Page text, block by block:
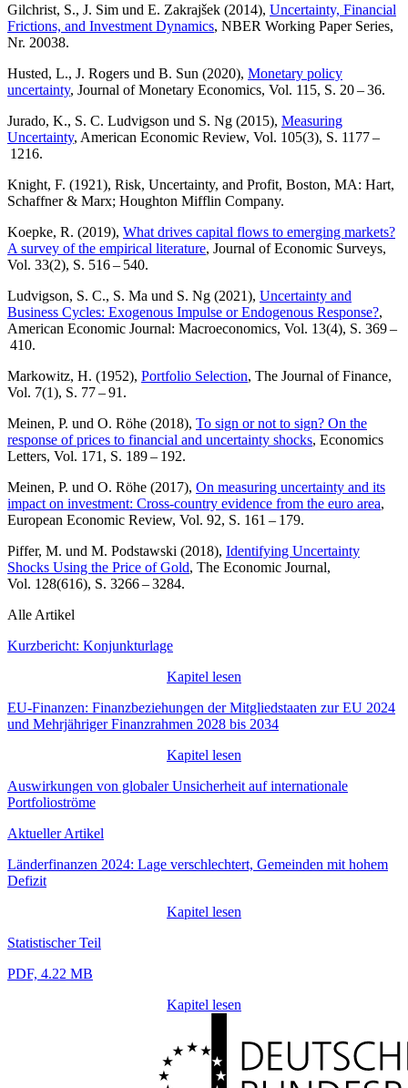
Gilchrist, S., J. Sim und E. Zakrajšek (2014), Uncertainty, Financial
Frictions, and Investment Dynamics, NBER Working Paper Series,
Nr. 20038.
Husted, L., J. Rogers und B. Sun (2020), Monetary policy
uncertainty, Journal of Monetary Economics, Vol. 115, S. 20 – 36.
Jurado, K., S. C. Ludvigson und S. Ng (2015), Measuring
Uncertainty, American Economic Review, Vol. 105(3), S. 1177 –
1216.
Knight, F. (1921), Risk, Uncertainty, and Profit, Boston, MA: Hart,
Schaffner& Marx; Houghton Mifflin Company.
Koepke, R. (2019), What drives capital flows to emerging markets?
A survey of the empirical literature, Journal of Economic Surveys,
Vol. 33(2), S. 516 – 540.
Ludvigson, S. C., S. Ma und S. Ng (2021), Uncertainty and
Business Cycles: Exogenous Impulse or Endogenous Response?,
American Economic Journal: Macroeconomics, Vol. 13(4), S. 369 –
410.
Markowitz, H. (1952), Portfolio Selection, The Journal of Finance,
Vol. 7(1), S. 77 – 91.
Meinen, P. und O. Röhe (2018), To sign or not to sign? On the
response of prices to financial and uncertainty shocks, Economics
Letters, Vol. 171, S. 189 – 192.
Meinen, P. und O. Röhe (2017), On measuring uncertainty and its
impact on investment: Cross-country evidence from the euro area,
European Economic Review, Vol. 92, S. 161 – 179.
Piffer, M. und M. Podstawski (2018), Identifying Uncertainty
Shocks Using the Price of Gold, The Economic Journal,
Vol. 128(616), S. 3266 – 3284.
Alle Artikel
Kurzbericht: Konjunkturlage
Kapitel lesen
EU-Finanzen: Finanzbeziehungen der Mitgliedstaaten zur EU 2024
und Mehrjähriger Finanzrahmen 2028 bis 2034
Kapitel lesen
Auswirkungen von globaler Unsicherheit auf internationale
Portfolioströme
Aktueller Artikel
Länderfinanzen 2024: Lage verschlechtert, Gemeinden mit hohem
Defizit
Kapitel lesen
Statistischer Teil
PDF, 4.22 MB
Kapitel lesen